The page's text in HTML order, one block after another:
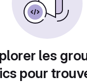
les
pour